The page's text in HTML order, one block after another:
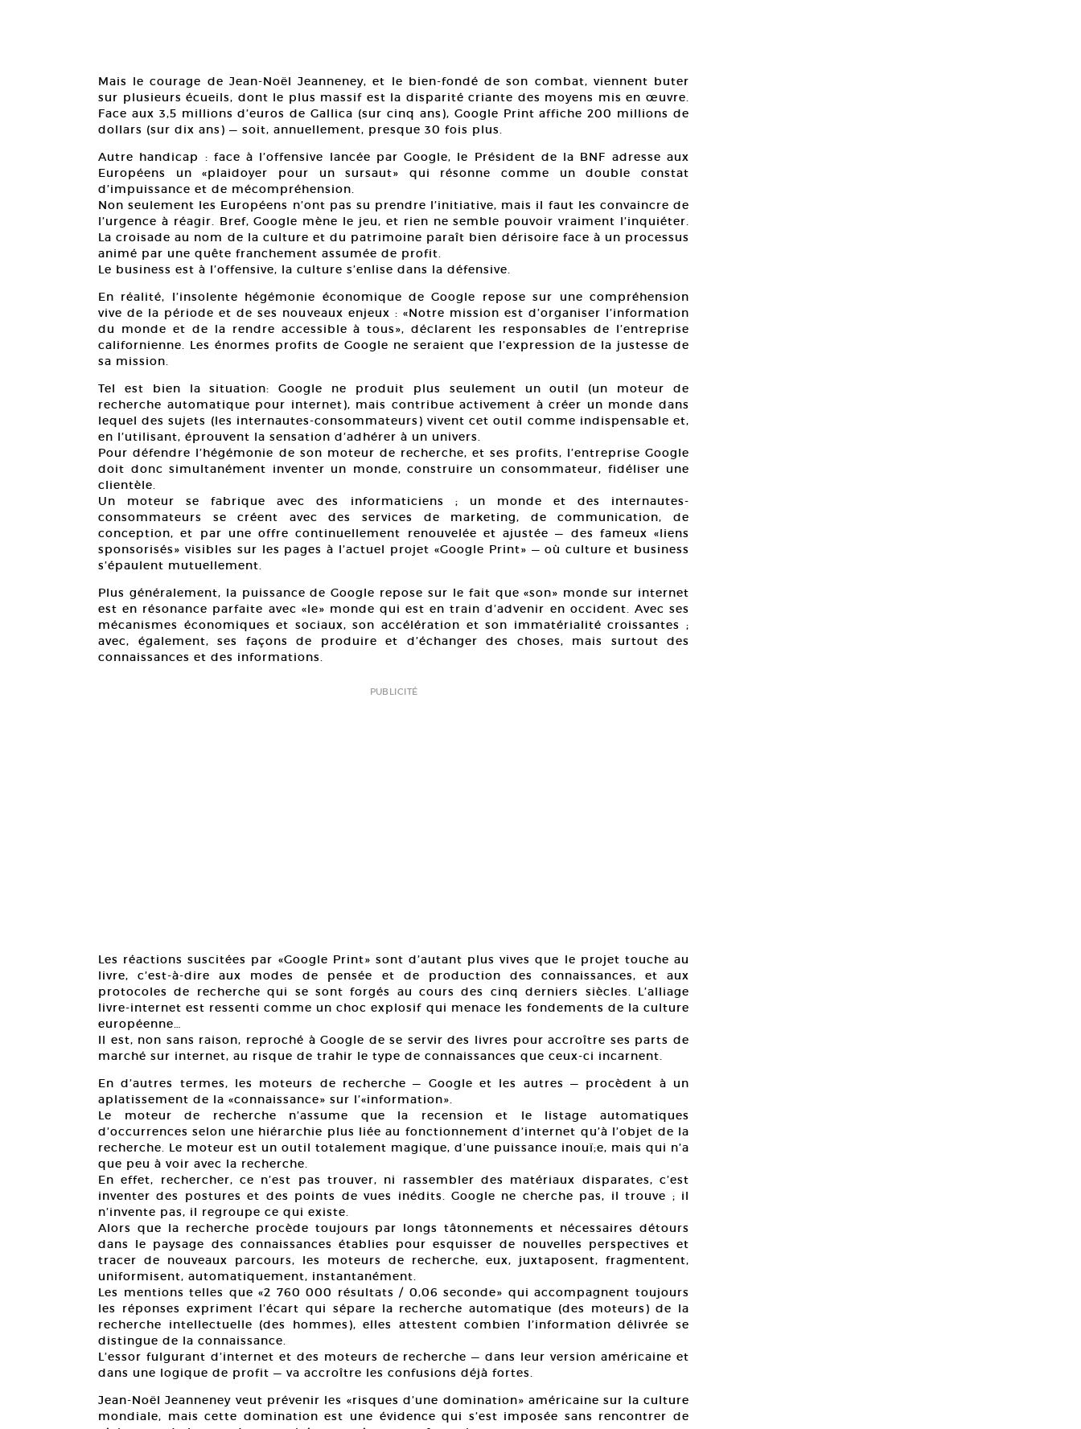
Mais le courage de Jean-Noël Jeanneney, et le bien-fondé de son combat, viennent buter
sur plusieurs écueils, dont le plus massif est la disparité criante des moyens mis en œuvre.
Face aux 3,5 millions d’euros de Gallica (sur cinq ans), Google Print affiche 200 millions de
dollars (sur dix ans) — soit, annuellement, presque 30 fois plus.
Autre handicap : face à l’offensive lancée par Google, le Président de la BNF adresse aux
Européens un «plaidoyer pour un sursaut» qui résonne comme un double constat
d’impuissance et de mécompréhension.
Non seulement les Européens n’ont pas su prendre l’initiative, mais il faut les convaincre de
l’urgence à réagir. Bref, Google mène le jeu, et rien ne semble pouvoir vraiment l’inquiéter.
La croisade au nom de la culture et du patrimoine paraît bien dérisoire face à un processus
animé par une quête franchement assumée de profit.
Le business est à l’offensive, la culture s’enlise dans la défensive.
En réalité, l’insolente hégémonie économique de Google repose sur une compréhension
vive de la période et de ses nouveaux enjeux : «Notre mission est d’organiser l’information
du monde et de la rendre accessible à tous», déclarent les responsables de l’entreprise
californienne. Les énormes profits de Google ne seraient que l’expression de la justesse de
sa mission.
Tel est bien la situation: Google ne produit plus seulement un outil (un moteur de
recherche automatique pour internet), mais contribue activement à créer un monde dans
lequel des sujets (les internautes-consommateurs) vivent cet outil comme indispensable et,
en l’utilisant, éprouvent la sensation d’adhérer à un univers.
Pour défendre l’hégémonie de son moteur de recherche, et ses profits, l’entreprise Google
doit donc simultanément inventer un monde, construire un consommateur, fidéliser une
clientèle.
Un moteur se fabrique avec des informaticiens ; un monde et des internautes-
consommateurs se créent avec des services de marketing, de communication, de
conception, et par une offre continuellement renouvelée et ajustée — des fameux «liens
sponsorisés» visibles sur les pages à l’actuel projet «Google Print» — où culture et business
s’épaulent mutuellement.
Plus généralement, la puissance de Google repose sur le fait que «son» monde sur internet
est en résonance parfaite avec «le» monde qui est en train d’advenir en occident. Avec ses
mécanismes économiques et sociaux, son accélération et son immatérialité croissantes ;
avec, également, ses façons de produire et d’échanger des choses, mais surtout des
connaissances et des informations.
PUBLICITÉ
Les réactions suscitées par «Google Print» sont d’autant plus vives que le projet touche au
livre, c’est-à-dire aux modes de pensée et de production des connaissances, et aux
protocoles de recherche qui se sont forgés au cours des cinq derniers siècles. L’alliage
livre-internet est ressenti comme un choc explosif qui menace les fondements de la culture
européenne…
Il est, non sans raison, reproché à Google de se servir des livres pour accroître ses parts de
marché sur internet, au risque de trahir le type de connaissances que ceux-ci incarnent.
En d’autres termes, les moteurs de recherche — Google et les autres — procèdent à un
aplatissement de la «connaissance» sur l’«information».
Le moteur de recherche n’assume que la recension et le listage automatiques
d’occurrences selon une hiérarchie plus liée au fonctionnement d’internet qu’à l’objet de la
recherche. Le moteur est un outil totalement magique, d’une puissance inouï;e, mais qui n’a
que peu à voir avec la recherche.
En effet, rechercher, ce n’est pas trouver, ni rassembler des matériaux disparates, c’est
inventer des postures et des points de vues inédits. Google ne cherche pas, il trouve ; il
n’invente pas, il regroupe ce qui existe.
Alors que la recherche procède toujours par longs tâtonnements et nécessaires détours
dans le paysage des connaissances établies pour esquisser de nouvelles perspectives et
tracer de nouveaux parcours, les moteurs de recherche, eux, juxtaposent, fragmentent,
uniformisent, automatiquement, instantanément.
Les mentions telles que «2 760 000 résultats / 0,06 seconde» qui accompagnent toujours
les réponses expriment l’écart qui sépare la recherche automatique (des moteurs) de la
recherche intellectuelle (des hommes), elles attestent combien l’information délivrée se
distingue de la connaissance.
L’essor fulgurant d’internet et des moteurs de recherche — dans leur version américaine et
dans une logique de profit — va accroître les confusions déjà fortes.
Jean-Noël Jeanneney veut prévenir les «risques d’une domination» américaine sur la culture
mondiale, mais cette domination est une évidence qui s’est imposée sans rencontrer de